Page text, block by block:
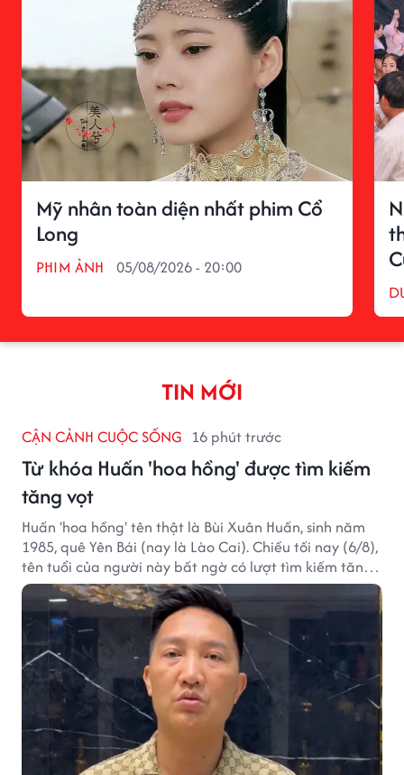
Mỹ nhân toàn diện nhất phim Cổ
Long
PHIM ẢNH 05/08/2026 - 20:00
TIN MỚI
CẬN CẢNH CUỘC SỐNG 16 phút trước
Từ khóa Huấn 'hoa hồng' được tìm kiếm
tăng vọt
Huấn 'hoa hồng' tên thật là Bùi Xuân Huấn, sinh năm
1985, quê Yên Bái (nay là Lào Cai). Chiều tối nay (6/8),
tên tuổi của người này bất ngờ có lượt tìm kiếm tăng
vọt.